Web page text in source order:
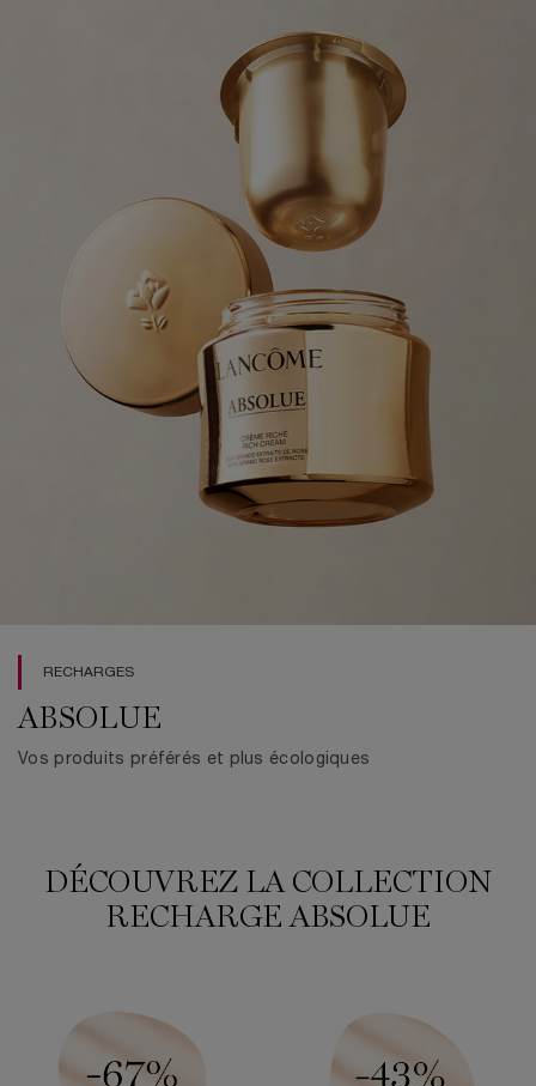
RECHARGES
ABSOLUE
Vos produits préférés et plus écologiques
DÉCOUVREZ LA COLLECTION
RECHARGE ABSOLUE